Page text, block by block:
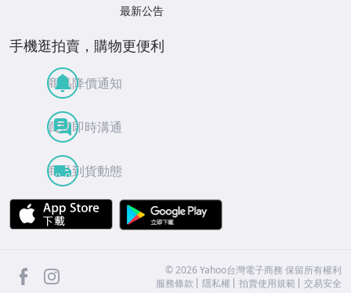
最新公告
手機逛拍賣，購物更便利
商品降價通知
買賣即時溝通
商品到貨動態
APP Store
facebook ©2026 Yahoo台灣電子商務 保留所有權利
服務條款
隱私權 拍賣使用規範 交易安全